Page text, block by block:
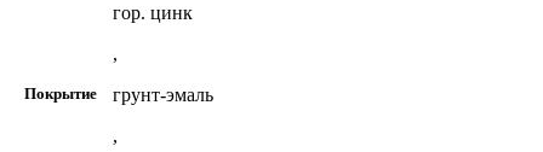
Покрытие
гор. цинк
,
грунт-эмаль
,